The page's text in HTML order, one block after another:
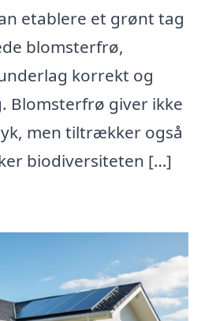
etablere et grønt tag
blomsterfrø,
korrekt og
Blomsterfrø giver ikke
men tiltrækker også
biodiversiteten […]